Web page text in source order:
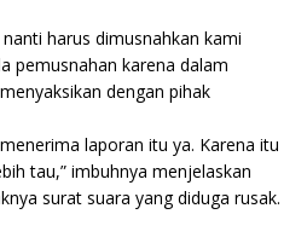
harus dimusnahkan kami
pemusnahan karena dalam
dengan pihak
laporan itu ya. Karena itu
tau,” imbuhnya menjelaskan
surat suara yang diduga rusak.